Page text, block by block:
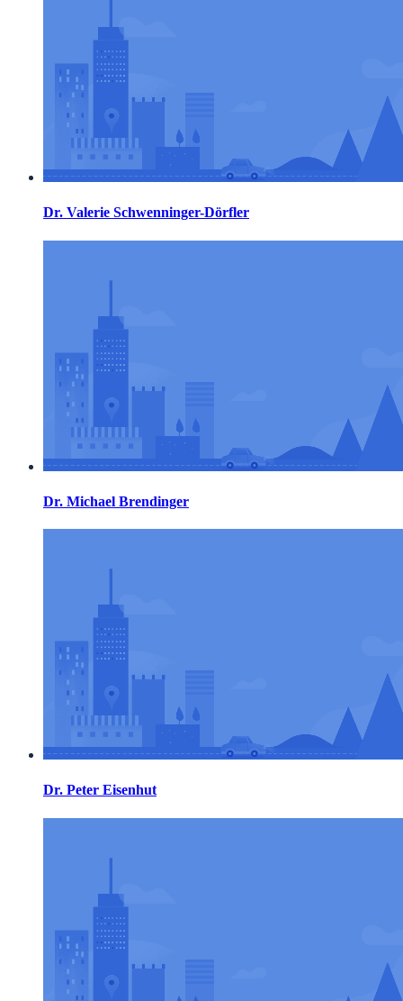
Dr. Valerie Schwenninger-Dörfler
Dr. Michael Brendinger
Dr. Peter Eisenhut